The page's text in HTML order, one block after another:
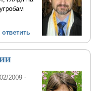
ответить
02/2009 -